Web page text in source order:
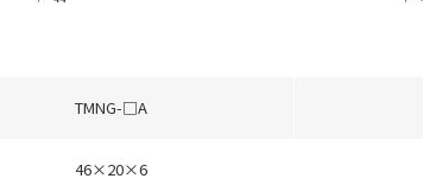
TMNG-□A
46×20×6